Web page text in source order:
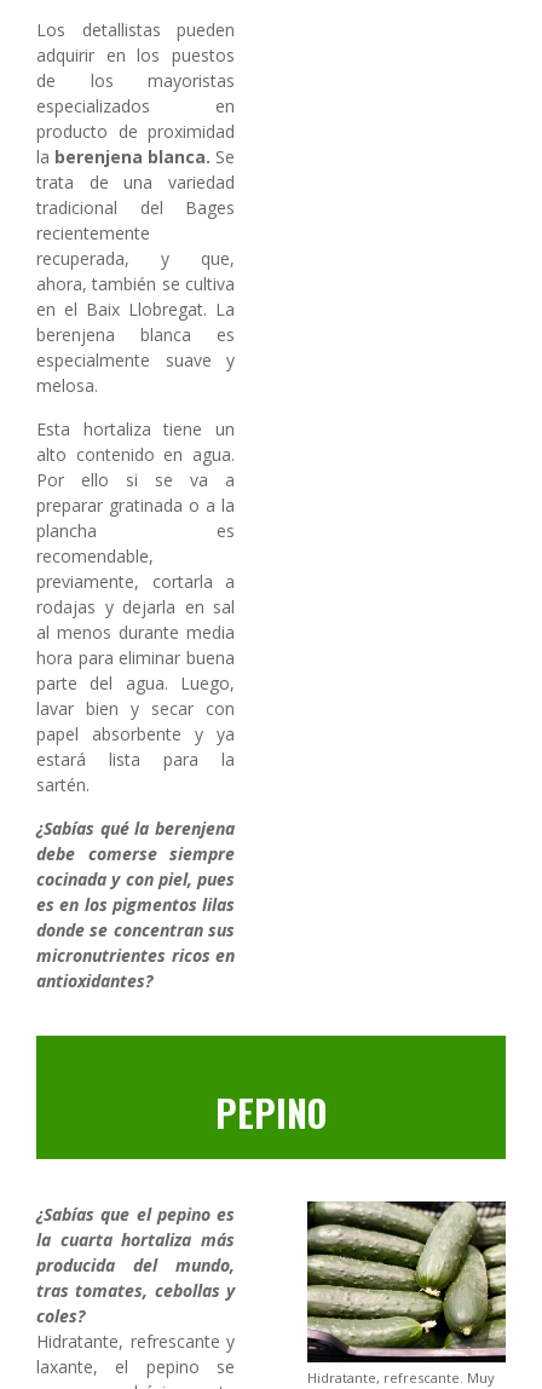
Los detallistas pueden
adquirir en los puestos
de los mayoristas
especializados en
producto de proximidad
la berenjena blanca. Se
trata de una variedad
tradicional del Bages
recientemente
recuperada, y que,
ahora, también se cultiva
en el Baix Llobregat. La
berenjena blanca es
especialmente suave y
melosa.
Esta hortaliza tiene un
alto contenido en agua.
Por ello si se va a
preparar gratinada o a la
plancha es
recomendable,
previamente, cortarla a
rodajas y dejarla en sal
al menos durante media
hora para eliminar buena
parte del agua. Luego,
lavar bien y secar con
papel absorbente y ya
estará lista para la
sartén.
¿Sabías qué la berenjena
debe comerse siempre
cocinada y con piel, pues
es en los pigmentos lilas
donde se concentran sus
micronutrientes ricos en
antioxidantes?
PEPINO
¿Sabías que el pepino es
la cuarta hortaliza más
producida del mundo,
tras tomates, cebollas y
coles?
Hidratante, refrescante y
laxante, el pepino se
Hidratante, refrescante. Muy